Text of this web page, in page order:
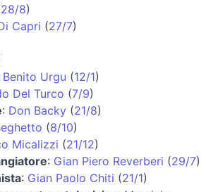
28/8)
Capri (27/7)
Benito Urgu (12/1)
Del Turco (7/9)
: Don Backy (21/8)
(8/10)
Micalizzi (21/12)
: Gian Piero Reverberi (29/7)
: Gian Paolo Chiti (21/1)